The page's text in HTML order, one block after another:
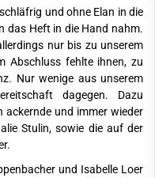
und ohne Elan in die
das Heft in die Hand nahm.
nur bis zu unserem
Abschluss fehlte ihnen, zu
Nur wenige aus unserem
dagegen. Dazu
und immer wieder
Stulin, sowie die auf der
und Isabelle Loer